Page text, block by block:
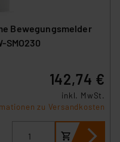
Bewegungsmelder
SMO230
142,74 €
inkl. MwSt.
zu Versandkosten